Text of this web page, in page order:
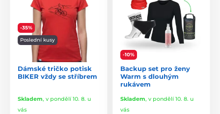
-35%
Poslední kusy
Dámské tričko potisk
BIKER vždy se stříbrem
Skladem, v pondělí 10. 8. u
vás
-10%
Backup set pro ženy
Warm s dlouhým
rukávem
Skladem, v pondělí 10. 8. u
vás